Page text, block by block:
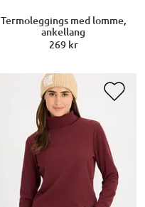
Termoleggings med lomme,
ankellang
269 kr